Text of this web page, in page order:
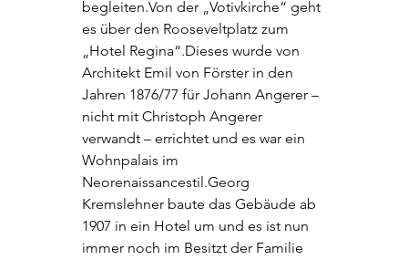
begleiten.Von der „Votivkirche“ geht
es über den Rooseveltplatz zum
„Hotel Regina“.Dieses wurde von
Architekt Emil von Förster in den
Jahren 1876/77 für Johann Angerer –
nicht mit Christoph Angerer
verwandt – errichtet und es war ein
Wohnpalais im
Neorenaissancestil.Georg
Kremslehner baute das Gebäude ab
1907 in ein Hotel um und es ist nun
immer noch im Besitzt der Familie